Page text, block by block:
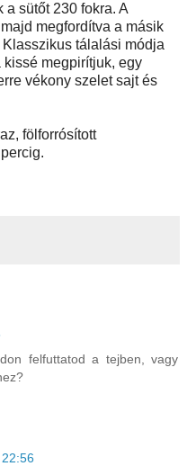
sütőt 230 fokra. A
megfordítva a másik
tálalási módja
megpirítjuk, egy
vékony szelet sajt és
fölforrósított
felfuttatod a tejben, vagy